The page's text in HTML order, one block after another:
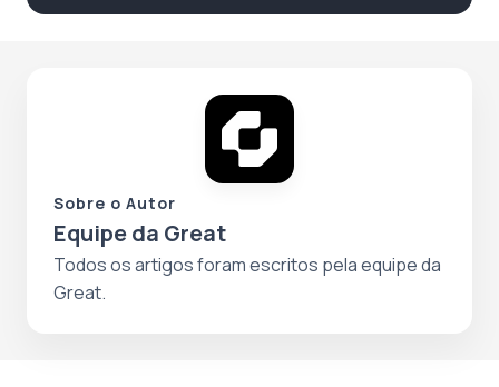
Sobre o Autor
Equipe da Great
Todos os artigos foram escritos pela equipe da
Great.